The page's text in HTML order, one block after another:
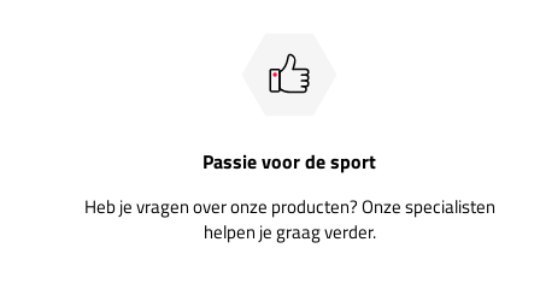
Passie voor de sport
Heb je vragen over onze producten? Onze specialisten
helpen je graag verder.